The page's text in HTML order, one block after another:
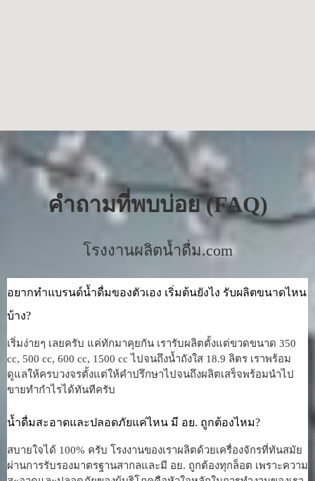
คำถามที่พบบ่อย (FAQ)
โรงงานผลิตน้ำดื่ม.com
อยากทำแบรนด์น้ำดื่มของตัวเอง เริ่มต้นยังไง รับผลิตขนาดไหน
บ้าง?
เริ่มง่ายๆ เลยครับ แค่ทักมาคุยกัน เรารับผลิตตั้งแต่ขวดขนาด 350
cc, 500 cc, 600 cc, 1500 cc ไปจนถึงน้ำถังใส 18.9 ลิตร เราพร้อม
ดูแลให้ครบวงจรตั้งแต่ให้คำปรึกษาไปจนถึงผลิตเสร็จพร้อมนำไป
ขายทำกำไรได้ทันทีครับ
น้ำดื่มสะอาดและปลอดภัยแค่ไหน มี อย. ถูกต้องไหม?
สบายใจได้ 100% ครับ โรงงานของเราผลิตด้วยเครื่องจักรที่ทันสมัย
ผ่านการรับรองมาตรฐานสากลและมี อย. ถูกต้องทุกล็อต เพราะความ